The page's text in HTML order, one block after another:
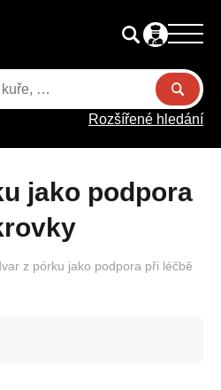
Rozšířené hledání
z pórku jako podpora při léčbě